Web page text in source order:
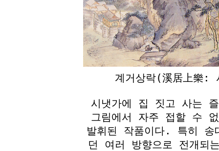
계거상락(溪居上樂:
시냇가에 집 짓고 사는
그림에서 자주 접할 수
발휘된 작품이다. 특히
던 여러 방향으로 전개되